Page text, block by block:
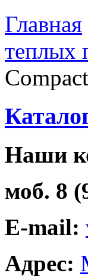
Главная
теплых
Наши
моб. 8
E-mail:
Адрес: